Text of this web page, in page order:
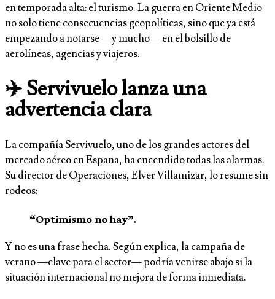
en temporada alta: el turismo. La guerra en Oriente Medio
no solo tiene consecuencias geopolíticas, sino que ya está
empezando a notarse —y mucho— en el bolsillo de
aerolíneas, agencias y viajeros.
✈️ Servivuelo lanza una
advertencia clara
La compañía Servivuelo, uno de los grandes actores del
mercado aéreo en España, ha encendido todas las alarmas.
Su director de Operaciones, Elver Villamizar, lo resume sin
rodeos:
“Optimismo no hay”.
Y no es una frase hecha. Según explica, la campaña de
verano —clave para el sector— podría venirse abajo si la
situación internacional no mejora de forma inmediata.